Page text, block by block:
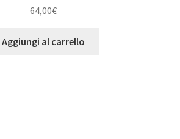
64,00€
Aggiungi al carrello